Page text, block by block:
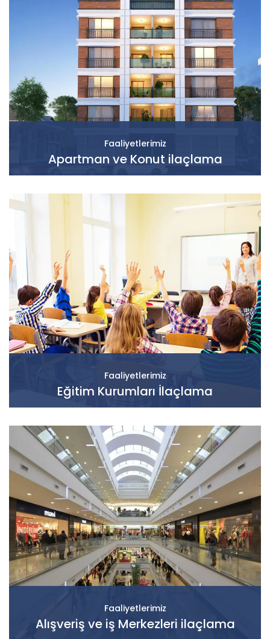
Faaliyetlerimiz
Apartman ve Konut ilaçlama
Faaliyetlerimiz
Eğitim Kurumları İlaçlama
Faaliyetlerimiz
Alışveriş ve iş Merkezleri ilaçlama